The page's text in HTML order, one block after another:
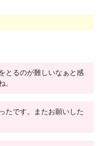
とるのが難しいなぁと感
。
たです。またお願いした